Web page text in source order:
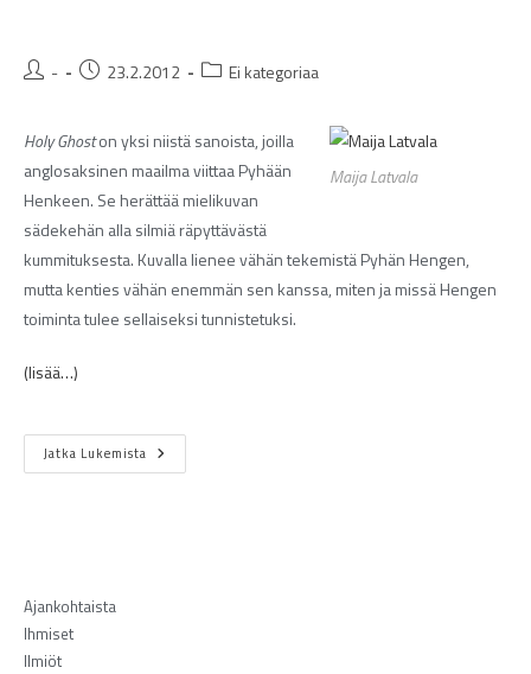
- 23.2.2012 Ei kategoriaa
Maija Latvala
Holy Ghoston yksi niistä sanoista, joilla
anglosaksinen maailma viittaa Pyhään
Henkeen. Se herättää mielikuvan
sädekehän alla silmiä räpyttävästä
kummituksesta. Kuvalla lienee vähän tekemistä Pyhän Hengen,
mutta kenties vähän enemmän sen kanssa, miten ja missä Hengen
toiminta tulee sellaiseksi tunnistetuksi.
(lisää…)
Jatka Lukemista
Ajankohtaista
Ihmiset
Ilmiöt